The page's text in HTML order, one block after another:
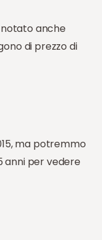
anche
di prezzo di
ma potremmo
anni per vedere